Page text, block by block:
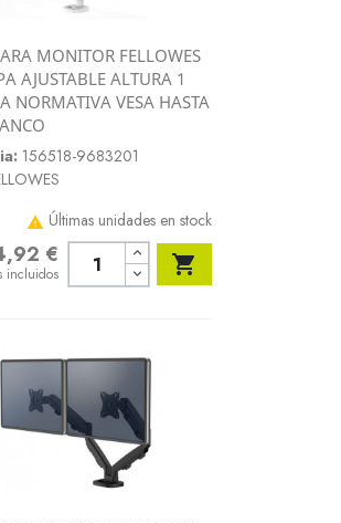
Vista rápida
MONITOR FELLOWES
AJUSTABLE ALTURA 1
NORMATIVA VESA HASTA
156518-9683201
 Últimas unidades en stock
€
incluidos 